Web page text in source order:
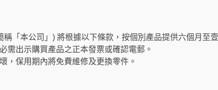
「本公司」) 將根據以下條款，按個別產品提供六個月至
需出示購買產品之正本發票或確認電郵。
，保用期內將免費維修及更換零件。